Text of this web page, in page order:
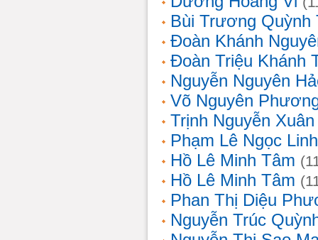
Bùi Trương Quỳnh
Đoàn Khánh
Đoàn Triệu Khánh
Nguyễn Nguyên
Võ Nguyên
Trịnh Nguyễn
Phạm Lê Ngọc Linh
Hồ Lê Minh Tâm
Hồ Lê Minh Tâm
Phan Thị Diệu
Nguyễn Trúc